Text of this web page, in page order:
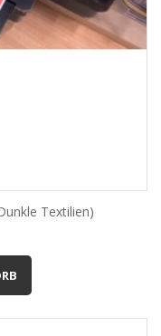
Textilien)